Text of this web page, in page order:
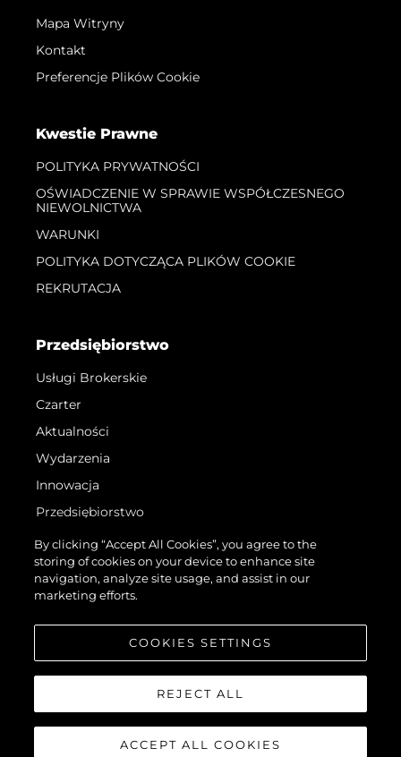
Mapa Witryny
Kontakt
Preferencje Plików Cookie
Kwestie Prawne
POLITYKA PRYWATNOŚCI
OŚWIADCZENIE W SPRAWIE WSPÓŁCZESNEGO
NIEWOLNICTWA
WARUNKI
POLITYKA DOTYCZĄCA PLIKÓW COOKIE
REKRUTACJA
Przedsiębiorstwo
Usługi Brokerskie
Czarter
Aktualności
Wydarzenia
Innowacja
Przedsiębiorstwo
Zespół
Styl Życia
Tradycja
©.2026 Sunseeker London Group.Wszelkie prawa zastrzeżone.
By clicking “Accept All Cookies”, you agree to the
storing of cookies on your device to enhance site
navigation, analyze site usage, and assist in our
marketing efforts.
COOKIES SETTINGS
REJECT ALL
ACCEPT ALL COOKIES